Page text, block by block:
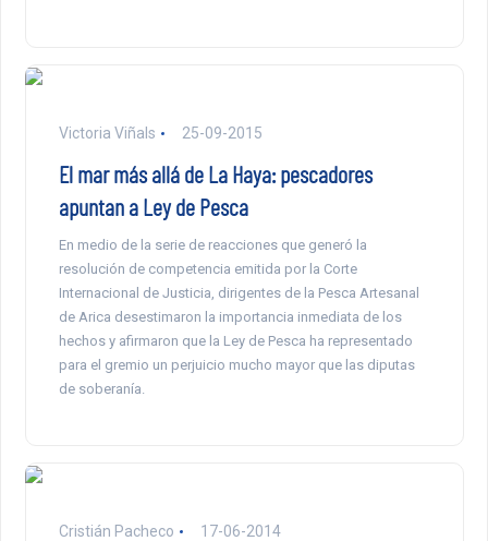
Victoria Viñals 25-09-2015
El mar más allá de La Haya: pescadores
apuntan a Ley de Pesca
En medio de la serie de reacciones que generó la
resolución de competencia emitida por la Corte
Internacional de Justicia, dirigentes de la Pesca Artesanal
de Arica desestimaron la importancia inmediata de los
hechos y afirmaron que la Ley de Pesca ha representado
para el gremio un perjuicio mucho mayor que las diputas
de soberanía.
Cristián Pacheco 17-06-2014